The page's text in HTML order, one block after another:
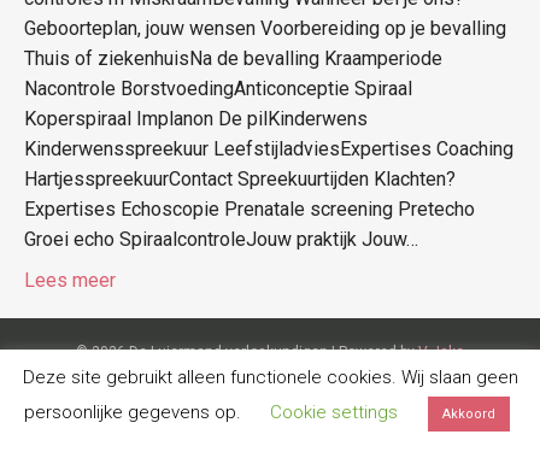
Geboorteplan, jouw wensen Voorbereiding op je bevalling
Thuis of ziekenhuisNa de bevalling Kraamperiode
Nacontrole BorstvoedingAnticonceptie Spiraal
Koperspiraal Implanon De pilKinderwens
Kinderwensspreekuur LeefstijladviesExpertises Coaching
HartjesspreekuurContact Spreekuurtijden Klachten?
Expertises Echoscopie Prenatale screening Pretecho
Groei echo SpiraalcontroleJouw praktijk Jouw…
Lees meer
© 2026 De Luiermand verloskundigen |Powered byV-Jake
Deze site gebruikt alleen functionele cookies. Wij slaan geen
persoonlijke gegevens op.
Cookie settings Akkoord